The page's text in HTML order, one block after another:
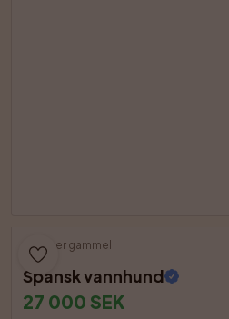
5 uker gammel
Spansk vannhund
27 000 SEK